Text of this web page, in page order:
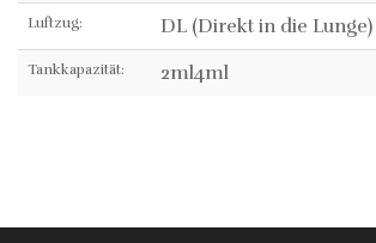
Luftzug: DL (Direkt in die Lunge)
Tankkapazität: 2ml4ml